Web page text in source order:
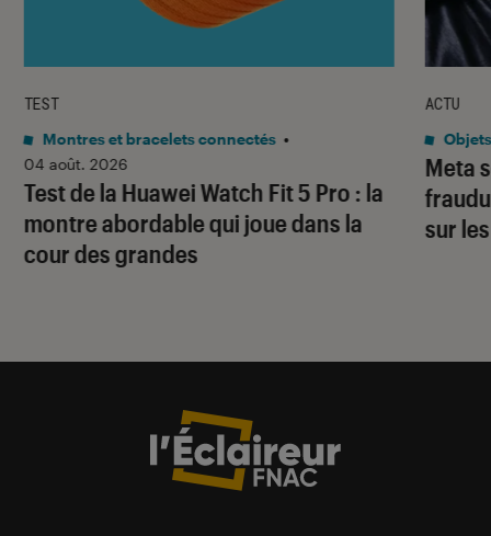
Test de la Huawei Watch Fit 5 Pro : la
montre abordable qui joue dans la
cour des grandes
TEST
Montres et bracelets connectés •
04 août. 2026
Meta
sur
ACTU